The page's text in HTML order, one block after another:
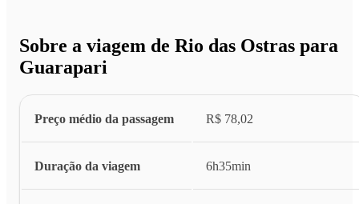
Sobre a viagem de Rio das Ostras para
Guarapari
Preço médio da passagem R$ 78,02
Duração da viagem 6h35min